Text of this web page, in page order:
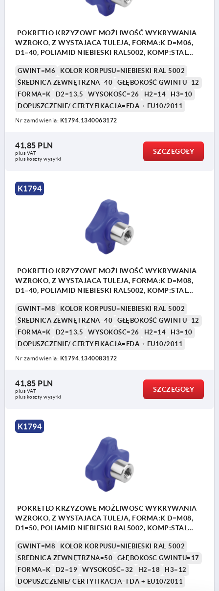
POKRETLO KRZYZOWE MOŻLIWOŚĆ WYKRYWANIA
WZROKO, Z WYSTAJACA TULEJA, FORMA:K D=M06,
D1=40, POLIAMID NIEBIESKI RAL5002, KOMP:STAL
GWINT=M6
KOLOR KORPUSU=NIEBIESKI RAL 5002
ŚREDNICA ZEWNĘTRZNA=40
GŁĘBOKOŚĆ GWINTU=12
FORMA=K
D2=13,5 WYSOKOŚĆ=26 H2=14
H3=10
DOPUSZCZENIE/ CERTYFIKACJA=FDA + EU10/2011
Nr zamówienia: K1794.1340063172
41,85 PLN
plus VAT
plus koszty wysyłki
SZCZEGÓŁY
K1794
POKRETLO KRZYZOWE MOŻLIWOŚĆ WYKRYWANIA
WZROKO, Z WYSTAJACA TULEJA, FORMA:K D=M08,
D1=40, POLIAMID NIEBIESKI RAL5002, KOMP:STAL
GWINT=M8
KOLOR KORPUSU=NIEBIESKI RAL 5002
ŚREDNICA ZEWNĘTRZNA=40
GŁĘBOKOŚĆ GWINTU=12
FORMA=K
D2=13,5 WYSOKOŚĆ=26 H2=14
H3=10
DOPUSZCZENIE/ CERTYFIKACJA=FDA + EU10/2011
Nr zamówienia: K1794.1340083172
41,85 PLN
plus VAT
plus koszty wysyłki
SZCZEGÓŁY
K1794
POKRETLO KRZYZOWE MOŻLIWOŚĆ WYKRYWANIA
WZROKO, Z WYSTAJACA TULEJA, FORMA:K D=M08,
D1=50, POLIAMID NIEBIESKI RAL5002, KOMP:STAL
GWINT=M8
KOLOR KORPUSU=NIEBIESKI RAL 5002
ŚREDNICA ZEWNĘTRZNA=50
GŁĘBOKOŚĆ GWINTU=17
FORMA=K
D2=19 WYSOKOŚĆ=32 H2=18
H3=12
DOPUSZCZENIE/ CERTYFIKACJA=FDA + EU10/2011